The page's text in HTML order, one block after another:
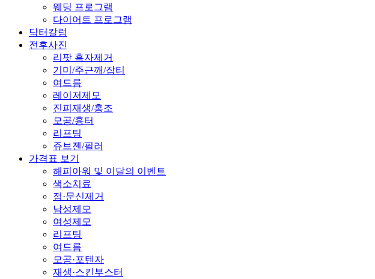
웨딩 프로그램
다이어트 프로그램
닥터칼럼
전후사진
리팟 흑자제거
기미/주근깨/잡티
여드름
레이저제모
진피재생/홍조
모공/흉터
리프팅
쥬브젠/필러
가격표 보기
해피아워 및 이달의 이벤트
색소치료
점·문신제거
남성제모
여성제모
리프팅
여드름
모공·포텐자
재생·스킨부스터